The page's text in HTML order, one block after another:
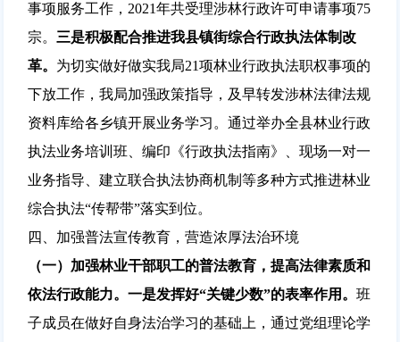
事项服务工作，2021年共受理涉林行政许可申请事项75
宗。 三是积极配合推进我县镇街综合行政执法体制改
革。 为切实做好做实我局21项林业行政执法职权事项的
下放工作，我局加强政策指导，及早转发涉林法律法规
资料库给各乡镇开展业务学习。通过举办全县林业行政
执法业务培训班、编印《行政执法指南》、现场一对一
业务指导、建立联合执法协商机制等多种方式推进林业
综合执法“传帮带”落实到位。
四、加强普法宣传教育，营造浓厚法治环境
（一）加强林业干部职工的普法教育，提高法律素质和
依法行政能力。 一是发挥好“关键少数”的表率作用。 班
子成员在做好自身法治学习的基础上，通过党组理论学